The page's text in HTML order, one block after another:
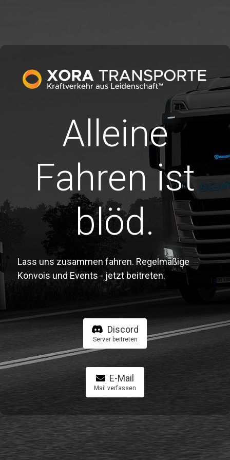
Alleine
Fahren ist
blöd.
Lass uns zusammen fahren. Regelmäßige
Konvois und Events - jetzt beitreten.
Discord
Server beitreten
E-Mail
Mail verfassen